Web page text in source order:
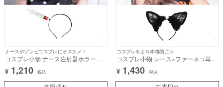
ナースやゾンビコスプレにオススメ！
コスプレ小物 ナース注射器ホラーカ
チューシャ【ハロウィン】[la-
hw78537]
¥ 1,210 税込
コスプレをより本格的に☆
コスプレ小物 レース×ファーネコ耳カ
チューシャ【ハロウィン】[tk-
hwmm12]
¥ 1,430 税込